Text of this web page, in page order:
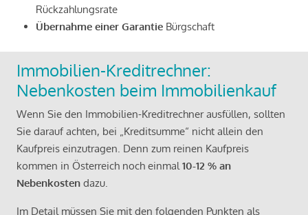
Rückzahlungsrate
Übernahme einer Garantie Bürgschaft
Immobilien-Kreditrechner:
Nebenkosten beim Immobilienkauf
Wenn Sie den Immobilien-Kreditrechner ausfüllen, sollten
Sie darauf achten, bei „Kreditsumme“ nicht allein den
Kaufpreis einzutragen. Denn zum reinen Kaufpreis
kommen in Österreich noch einmal10-12 % an
Nebenkosten dazu.
Im Detail müssen Sie mit den folgenden Punkten als